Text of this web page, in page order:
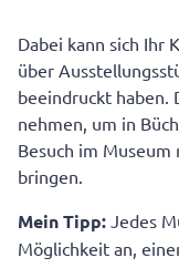
Dabei kann sich Ihr
über
beeindruckt haben.
nehmen, um in
Besuch im
bringen.
Mein Tipp: Jedes
Möglichkeit an,